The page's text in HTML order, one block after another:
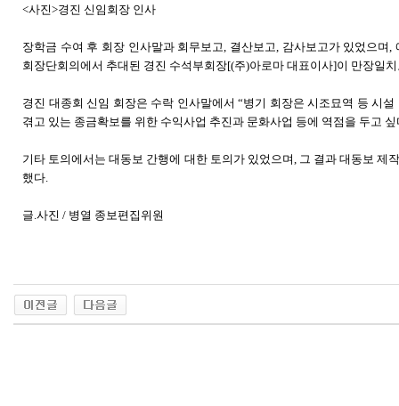
<사진>경진 신임회장 인사
장학금 수여 후 회장 인사말과 회무보고, 결산보고, 감사보고가 있었으
회장단회의에서 추대된 경진 수석부회장[(주)아로마 대표이사]이 만장일
경진 대종회 신임 회장은 수락 인사말에서 “병기 회장은 시조묘역 등 시
겪고 있는 종금확보를 위한 수익사업 추진과 문화사업 등에 역점을 두고
기타 토의에서는 대동보 간행에 대한 토의가 있었으며, 그 결과 대동보
했다.
글.사진 / 병열 종보편집위원